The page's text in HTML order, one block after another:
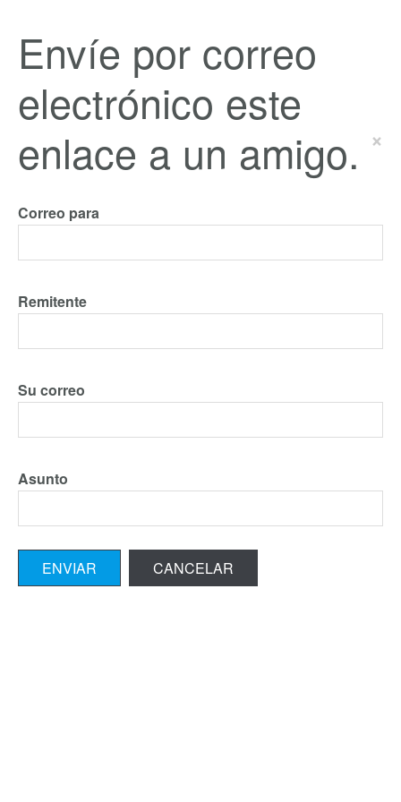
Envíe por correo
electrónico este
enlace a un amigo. ×
Correo para
Remitente
Su correo
Asunto
ENVIAR CANCELAR